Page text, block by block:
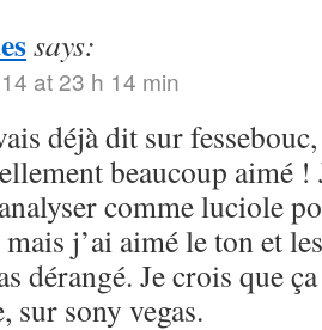
says:
at 23 h 14 min
déjà dit sur
beaucoup aimé !
comme luciole
mais j’ai aimé le ton et
dérangé. Je crois que
sur sony vegas.